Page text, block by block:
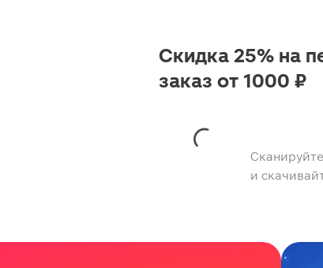
и
Скидка 25% на
заказ от 1000 ₽